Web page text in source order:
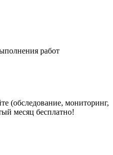
работ
(обследование, мониторинг,
месяц бесплатно!